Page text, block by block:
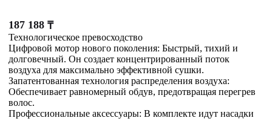
187 188 ₸
Технологическое превосходство
Цифровой мотор нового поколения: Быстрый, тихий и
долговечный. Он создает концентрированный поток
воздуха для максимально эффективной сушки.
Запатентованная технология распределения воздуха:
Обеспечивает равномерный обдув, предотвращая перегрев
волос.
Профессиональные аксессуары: В комплекте идут насадки